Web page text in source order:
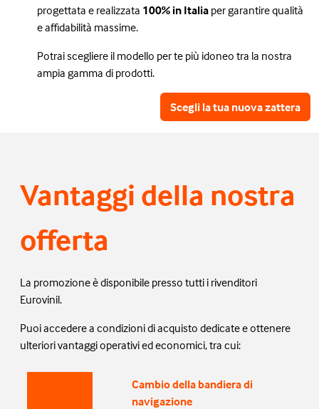
progettata e realizzata 100% in Italia per garantire qualità
e affidabilità massime.
Potrai scegliere il modello per te più idoneo tra la nostra
ampia gamma di prodotti.
Scegli la tua nuova zattera
Vantaggi della nostra
offerta
La promozione è disponibile presso tutti i rivenditori
Eurovinil.
Puoi accedere a condizioni di acquisto dedicate e ottenere
ulteriori vantaggi operativi ed economici, tra cui:
Cambio della bandiera di
navigazione